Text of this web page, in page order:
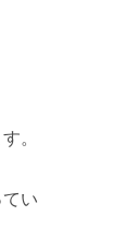
。
い